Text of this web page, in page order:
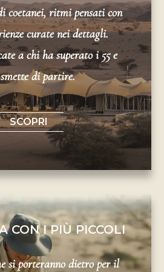
coetanei, ritmi pensati con
curate nei dettagli.
a chi ha superato i 55 e
di partire.
SCOPRI
CON I PIÙ PICCOLI
si porteranno dietro per il